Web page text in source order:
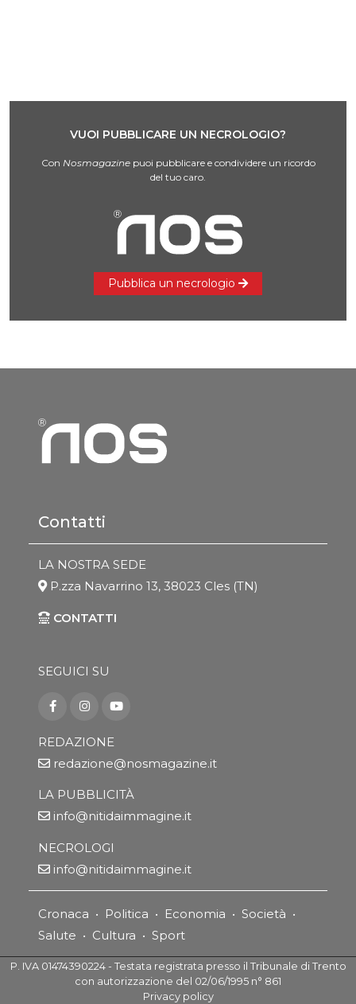
VUOI PUBBLICARE UN NECROLOGIO?
Con Nosmagazinepuoi pubblicare e condividere un ricordo
del tuo caro.
Pubblica un necrologio
Contatti
LA NOSTRA SEDE
P.zza Navarrino 13, 38023 Cles (TN)
CONTATTI
SEGUICI SU
REDAZIONE
redazione@nosmagazine.it
LA PUBBLICITÀ
info@nitidaimmagine.it
NECROLOGI
info@nitidaimmagine.it
Cronaca • Politica • Economia • Società •
Salute • Cultura • Sport
P. IVA 01474390224 - Testata registrata presso il Tribunale di Trento
con autorizzazione del 02/06/1995 n° 861
Privacy policy